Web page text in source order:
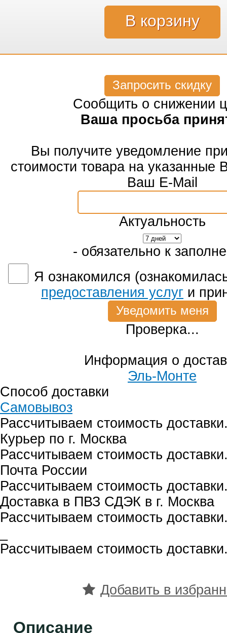
Запросить скидку
Сообщить о снижении
Ваша просьба
Вы получите уведомление
стоимости товара на указанные
Ваш E-Mail
Актуальность
- обязательно к
Я ознакомился
предоставления услуг и
Проверка...
Информация о
Эль-Монте
Способ доставки
Самовывоз
Рассчитываем стоимость
Курьер по г. Москва
Рассчитываем стоимость
Почта России
Рассчитываем стоимость
Доставка в ПВЗ СДЭК в г. Москва
Рассчитываем стоимость
Рассчитываем стоимость
Добавить в
Описание